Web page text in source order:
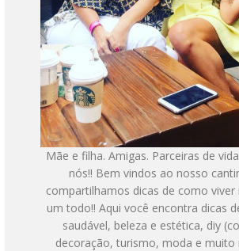
Mãe e filha. Amigas. Parceiras de
nós!! Bem vindos ao nosso
compartilhamos dicas de como
um todo!! Aqui você encontra dicas
saudável, beleza e estética, diy
decoração, turismo, moda e muito